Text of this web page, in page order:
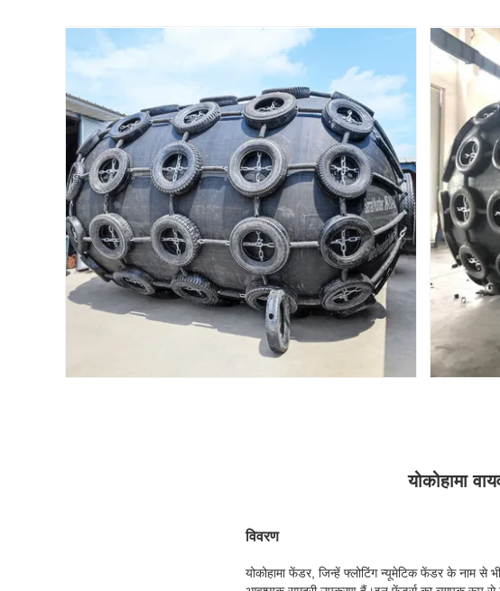
योकोहामा
विवरण
योकोहामा फेंडर, जिन्हें फ्लोटिंग न्यूमेटिक फेंडर के नाम से